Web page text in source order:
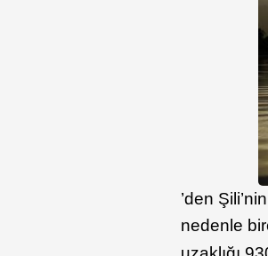
’den
nedenle